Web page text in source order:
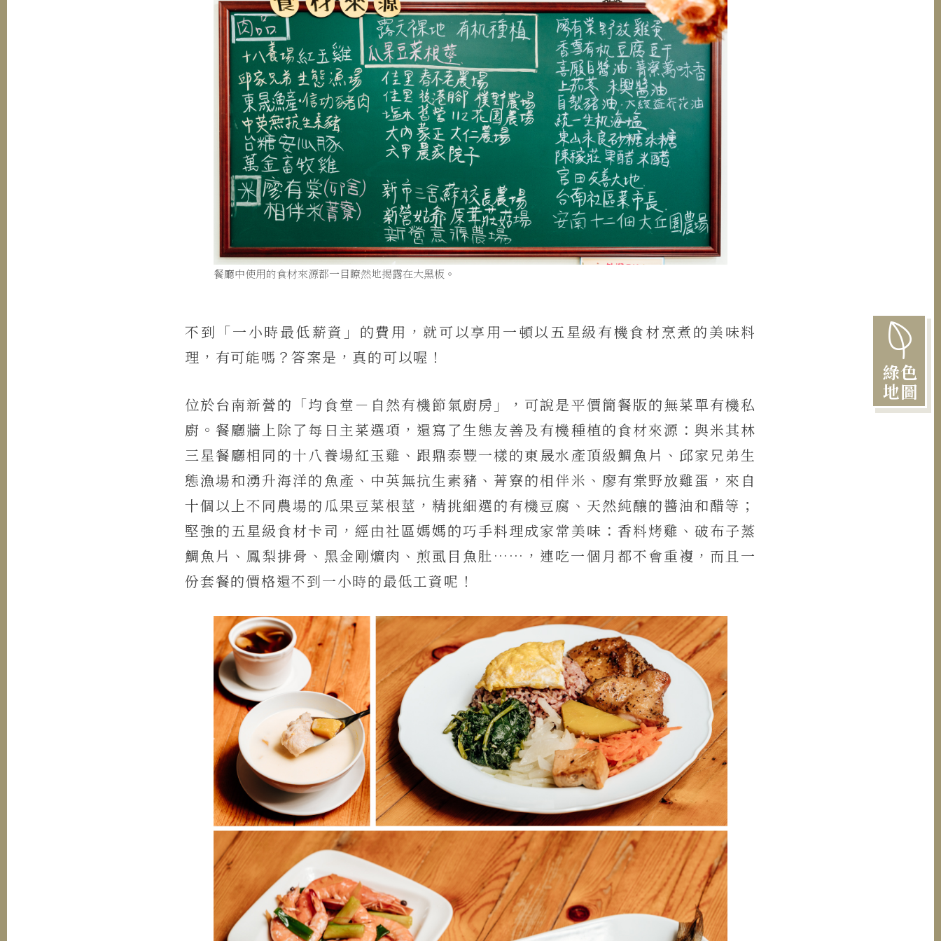
綠色
地圖
餐廳中使用的食材來源都一目瞭然地揭露在大黑板。
不到「一小時最低薪資」的費用，就可以享用一頓以五星級有機食材烹煮的美味料
理，有可能嗎？答案是，真的可以喔！
位於台南新營的「均食堂－自然有機節氣廚房」，可說是平價簡餐版的無菜單有機私
廚。餐廳牆上除了每日主菜選項，還寫了生態友善及有機種植的食材來源：與米其林
三星餐廳相同的十八養場紅玉雞、跟鼎泰豐一樣的東晟水產頂級鯛魚片、邱家兄弟生
態漁場和湧升海洋的魚產、 中英無抗生素豬、菁寮的相伴米、廖有棠野放雞蛋，來 自
十個以上不同農場的瓜果豆菜根莖，精挑細選的有機豆腐、天然純釀的醬油和醋等；
堅強的五星級食材卡司，經由社區媽媽的巧手料理成家常美味：香料烤雞、破布子蒸
鯛魚片、鳳梨排骨、黑金剛爌肉、煎虱目魚肚……，連吃一個月都不會重複，而且一
份套餐的價格還不到一小時的最低工資呢！